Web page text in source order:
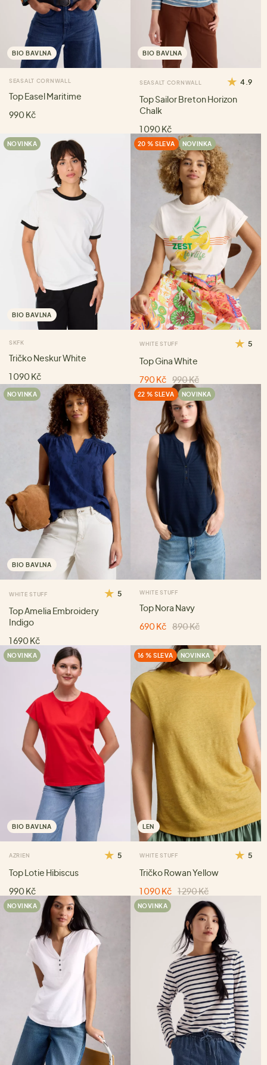
BIO BAVLNA
SEASALT CORNWALL
Top Easel Maritime
990 Kč
BIO BAVLNA
SEASALT CORNWALL 4.9
Top Sailor Breton Horizon
Chalk
1 090 Kč
NOVINKA
BIO BAVLNA
SKFK
Tričko Neskur White
1 090 Kč
20 % SLEVA NOVINKA
WHITE STUFF 5
Top Gina White
790 Kč 990 Kč
NOVINKA
BIO BAVLNA
WHITE STUFF 5
Top Amelia Embroidery
Indigo
1 690 Kč
22 % SLEVA NOVINKA
WHITE STUFF
Top Nora Navy
690 Kč 890 Kč
NOVINKA
BIO BAVLNA
AZRIEN 5
Top Lotie Hibiscus
990 Kč
16 % SLEVA NOVINKA
LEN
WHITE STUFF 5
Tričko Rowan Yellow
1 090 Kč 1 290 Kč
NOVINKA NOVINKA